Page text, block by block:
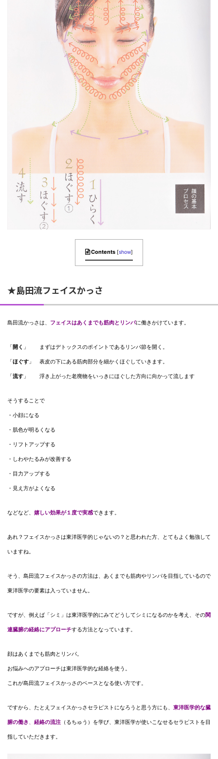
Contents [show]
★島田流フェイスかっさ
島田流かっさは、 フェイスはあくまでも筋肉とリンパに働きかけています。
「開く 」 まずはデトックスのポイントであるリンパ節を開く。
「ほぐす 」 表皮の下にある筋肉部分を細かくほぐしていきます。
「流す 」 浮き上がった老廃物をいっきにほぐした方向に向かって流します
そうすることで
・小顔になる
・肌色が明るくなる
・リフトアップする
・しわやたるみが改善する
・目力アップする
・見え方がよくなる
などなど、 嬉しい効果が１度で実感できます。
あれ？フェイスかっさは東洋医学的じゃないの？と思われた方、とてもよく勉強して
いますね。
そう、島田流フェイスかっさの方法は、あくまでも筋肉やリンパを目指しているので
東洋医学の要素は入っていません。
ですが、例えば「シミ」は東洋医学的にみてどうしてシミになるのかを考え、その関
連臓腑の経絡にアプローチする方法となっています。
顔はあくまでも筋肉とリンパ。
お悩みへのアプローチは東洋医学的な経絡を使う。
これが島田流フェイスかっさのベースとなる使い方です。
ですから、たとえフェイスかっさセラピストになろうと思う方にも、 東洋医学的な臓
腑の働き 、 経絡の流注 （るちゅう）を学び、東洋医学が使いこなせるセラピストを目
指していただきます。